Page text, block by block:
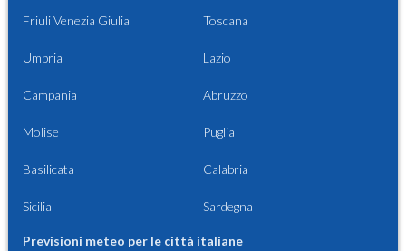
Friuli Venezia Giulia Toscana
Umbria Lazio
Campania Abruzzo
Molise Puglia
Basilicata Calabria
Sicilia Sardegna
Previsioni meteo per le città italiane